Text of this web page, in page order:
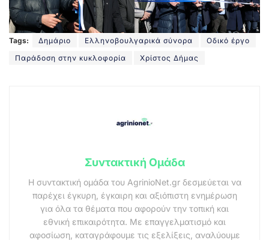
Tags: Δημάριο Ελληνοβουλγαρικά σύνορα
Οδικό έργο
Παράδοση στην κυκλοφορία
Χρίστος Δήμας
Συντακτική Ομάδα
Η συντακτική ομάδα του AgrinioNet.gr δεσμεύεται να
παρέχει έγκυρη, έγκαιρη και αξιόπιστη ενημέρωση
για όλα τα θέματα που αφορούν την τοπική και
εθνική επικαιρότητα. Με επαγγελματισμό και
αφοσίωση, καταγράφουμε τις εξελίξεις, αναλύουμε